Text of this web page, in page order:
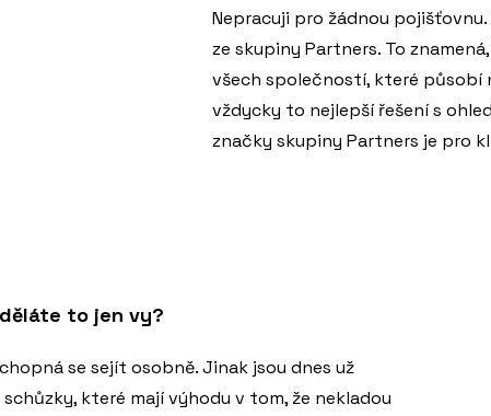
Nepracuji pro žádnou
ze skupiny Partners. To
všech společností, které působí
vždycky to nejlepší řešení s
značky skupiny Partners je pro
to jen vy?
se sejít osobně. Jinak jsou dnes už
které mají výhodu v tom, že nekladou